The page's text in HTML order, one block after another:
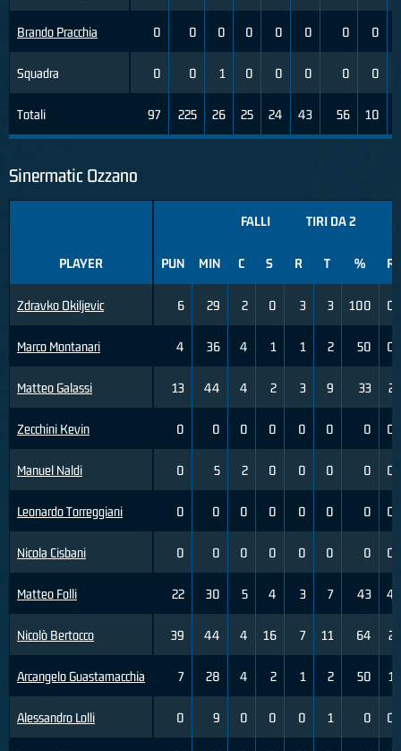
Brando Pracchia
Squadra
Totali
0 0 0 0 0 0 0 0
0 0 1 0 0 0 0 0
97 225 26 25 24 43 56 10
Sinermatic Ozzano
PLAYER
Zdravko Okiljevic
Marco Montanari
Matteo Galassi
Zecchini Kevin
Manuel Naldi
Leonardo Torreggiani
Nicola Cisbani
Matteo Folli
Nicolò Bertocco
Arcangelo Guastamacchia
Alessandro Lolli
FALLI TIRI DA 2
PUN MIN C S R T % R
6 29 2 0 3 3 100 0
4 36 4 1 1 2 50 0
13 44 4 2 3 9 33 2
0 0 0 0 0 0 0 0
0 5 2 0 0 0 0 0
0 0 0 0 0 0 0 0
0 0 0 0 0 0 0 0
22 30 5 4 3 7 43 4
39 44 4 16 7 11 64 2
7 28 4 2 1 2 50 1
0 9 0 0 0 1 0 0